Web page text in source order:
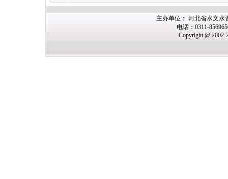
主办单位： 河北省水文水
电话：0311-
Copyright @ 2002-